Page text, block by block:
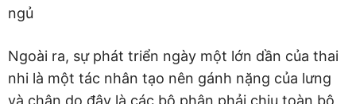
ngủ
Ngoài ra, sự phát triển ngày một lớn dần của thai
nhi là một tác nhân tạo nên gánh nặng của lưng
và chân do đây là các bộ phận phải chịu toàn bộ